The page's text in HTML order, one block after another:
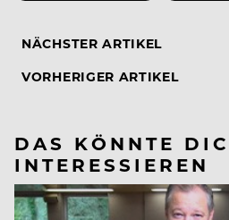
NÄCHSTER ARTIKEL
VORHERIGER ARTIKEL
DAS KÖNNTE
INTERESSIEREN